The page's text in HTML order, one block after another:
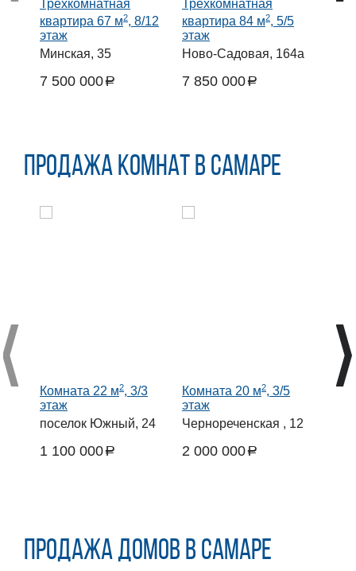
Трехкомнатная
квартира 67 м2, 8/12
этаж
Минская, 35
7 500 000a
Трехкомнатная
квартира 84 м2, 5/5
этаж
Ново-Садовая, 164а
7 850 000a
Продажа комнат в Самаре
Комната 22 м2, 3/3
этаж
поселок Южный, 24
1 100 000a
Комната 20 м2, 3/5
этаж
Чернореченская , 12
2 000 000a
Продажа домов в Самаре